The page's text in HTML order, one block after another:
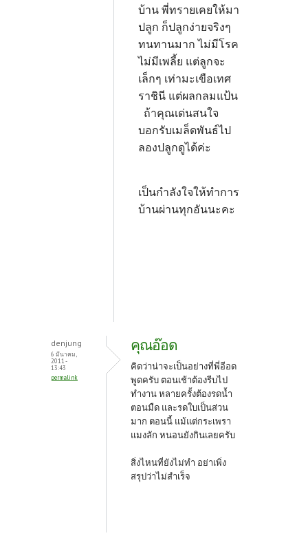
บ้าน พี่ทรายเคยให้มา
ปลูก ก็ปลูกง่ายจริงๆ
ทนทานมาก ไม่มีโรค
ไม่มีเพลี้ย แต่ลูกจะ
เล็กๆ เท่ามะเขือเทศ
ราชินี แต่ผลกลมแป้น
ถ้าคุณเด่นสนใจ
บอกรับเมล็ดพันธ์ไป
ลองปลูกดูได้ค่ะ
เป็นกำลังใจให้ทำการ
บ้านผ่านทุกอันนะคะ
denjung
6 มีนาคม,
2011 -
13:43
permalink
คุณอ๊อด
คิดว่าน่าจะเป็นอย่างที่พี่อีอด
พูดครับ ตอนเช้าต้องรีบไป
ทำงาน หลายครั้งต้องรดน้ำ
ตอนมืด และรดใบเป็นส่วน
มาก ตอนนี้ แม้แต่กระเพรา
แมงลัก หนอนยังกินเลยครับ
สิ่งไหนที่ยังไม่ทำ อย่าเพิ่ง
สรุปว่าไม่สำเร็จ